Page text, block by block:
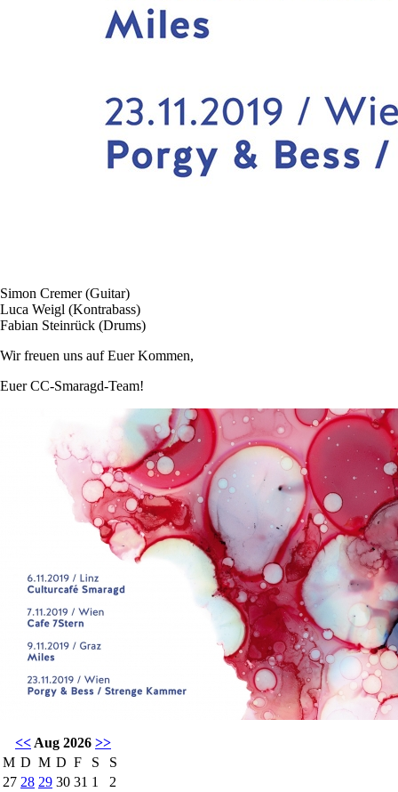
Simon Cremer (Guitar)
Luca Weigl (Kontrabass)
Fabian Steinrück (Drums)
Wir freuen uns auf Euer Kommen,
Euer CC-Smaragd-Team!
<< Aug 2026 >>
M D M D F S
S
27 28 29 30 31 1
2